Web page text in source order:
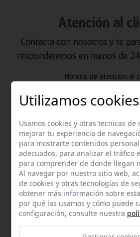
Atención al
Contacta con nosotros y te
responderemos en menos de
Horario de atención al
Email
Contacta con nosotros
Utilizamos cookies
Usamos cookies y otras tecnicas de
mejorar tu experiencia de
para mostrarte contenidos
adecuados, para analizar el tráfico
para comprender de donde llegan
Al navegar por nuestro sitio web,
de cookies y otras tecnologías de
obtener más información sobre
por qué las usamos y cómo puede
configuración, consulte nuestra